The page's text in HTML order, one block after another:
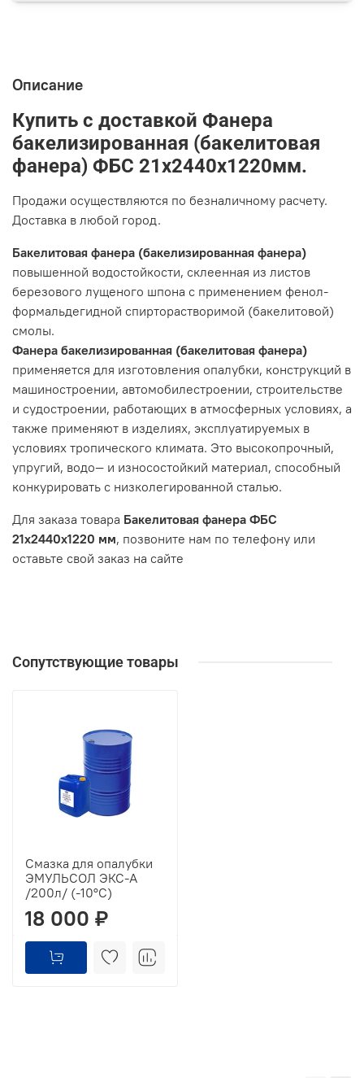
Описание
Купить с доставкой Фанера
бакелизированная (бакелитовая
фанера) ФБС 21х2440х1220мм.
Продажи осуществляются по безналичному расчету.
Доставка в любой город.
Бакелитовая фанера (бакелизированная фанера)
повышенной водостойкости, склеенная из листов
березового лущеного шпона с применением фенол-
формальдегидной спирторастворимой (бакелитовой)
смолы.
Фанера бакелизированная (бакелитовая фанера)
применяется для изготовления опалубки, конструкций в
машиностроении, автомобилестроении, строительстве
и судостроении, работающих в атмосферных условиях, а
также применяют в изделиях, эксплуатируемых в
условиях тропического климата. Это высокопрочный,
упругий, водо— и износостойкий материал, способный
конкурировать с низколегированной сталью.
Для заказа товара Бакелитовая фанера ФБС
21х2440х1220 мм, позвоните нам по телефону или
оставьте свой заказ на сайте
Сопутствующие товары
Смазка для опалубки
ЭМУЛЬСОЛ ЭКС-А
/200л/ (-10°C)
18 000 ₽